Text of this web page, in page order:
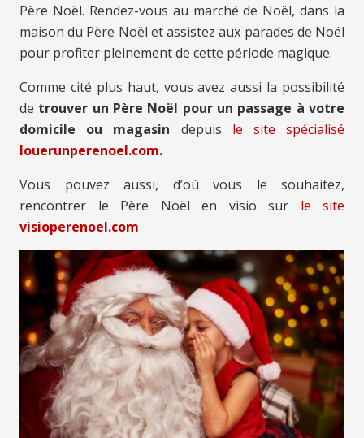
Père Noël. Rendez-vous au marché de Noël, dans la
maison du Père Noël et assistez aux parades de Noël
pour profiter pleinement de cette période magique.
Comme cité plus haut, vous avez aussi la possibilité
de trouver un Père Noël pour un passage à votre
domicile ou magasin depuis le site spécialisé
louerunperenoel.com.
Vous pouvez aussi, d’où vous le souhaitez,
rencontrer le Père Noël en visio sur le site
visioperenoel.com